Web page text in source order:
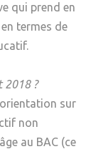
qui prend en
termes de
2018 ?
sur
non
au BAC (ce